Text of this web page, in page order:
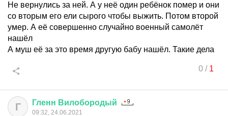
Не вернулись за ней. А у неё один ребёнок помер и они
со вторым его ели сырого чтобы выжить. Потом второй
умер. А её совершенно случайно военный самолёт
нашёл
А муш её за это время другую бабу нашёл. Такие дела
0/ 1
Г Гленн Вилобородый
09:32, 24.06.2021